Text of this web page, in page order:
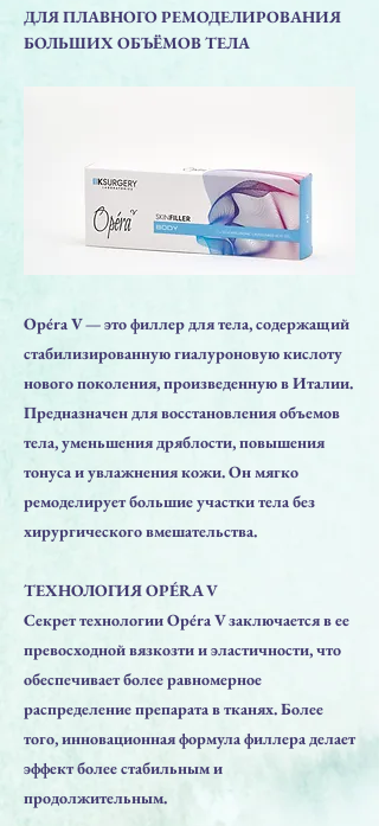
ДЛЯ ПЛАВНОГО РЕМОДЕЛИРОВАНИЯ
БОЛЬШИХ ОБЪЁМОВ ТЕЛА
Opéra V — это филлер для тела, содержащий
стабилизированную гиалуроновую кислоту
нового поколения, произведенную в Италии.
Предназначен для восстановления объемов
тела, уменьшения дряблости, повышения
тонуса и увлажнения кожи. Он мягко
ремоделирует большие участки тела без
хирургического вмешательства.
ТЕХНОЛОГИЯ OPÉRA V
Секрет технологии Opéra V заключается в ее
превосходной вязкозти и эластичности, что
обеспечивает более равномерное
распределение препарата в тканях. Более
того, инновационная формула филлера делает
эффект более стабильным и
продолжительным.